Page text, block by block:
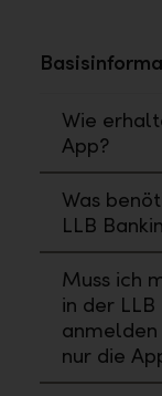
Wie
App?
Was
LLB
Muss ich
in der
nur die